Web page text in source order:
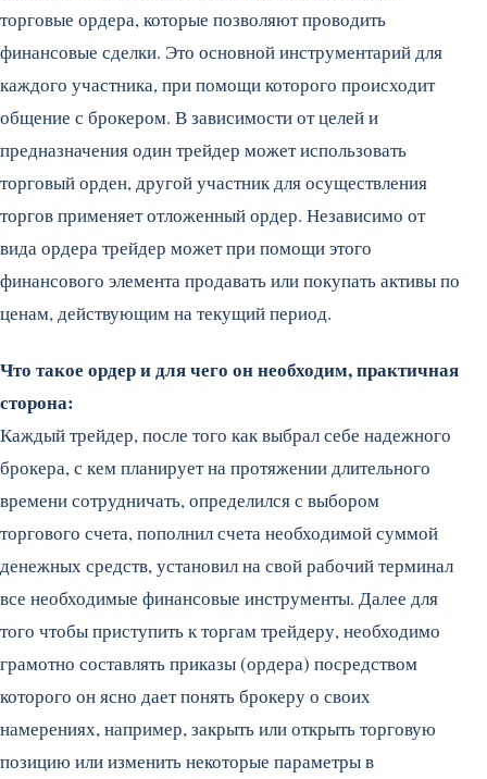
торговые ордера, которые позволяют проводить
финансовые сделки. Это основной инструментарий для
каждого участника, при помощи которого происходит
общение с брокером. В зависимости от целей и
предназначения один трейдер может использовать
торговый орден, другой участник для осуществления
торгов применяет отложенный ордер. Независимо от
вида ордера трейдер может при помощи этого
финансового элемента продавать или покупать активы по
ценам, действующим на текущий период.
Что такое ордер и для чего он необходим, практичная
сторона:
Каждый трейдер, после того как выбрал себе надежного
брокера, с кем планирует на протяжении длительного
времени сотрудничать, определился с выбором
торгового счета, пополнил счета необходимой суммой
денежных средств, установил на свой рабочий терминал
все необходимые финансовые инструменты. Далее для
того чтобы приступить к торгам трейдеру, необходимо
грамотно составлять приказы (ордера) посредством
которого он ясно дает понять брокеру о своих
намерениях, например, закрыть или открыть торговую
позицию или изменить некоторые параметры в